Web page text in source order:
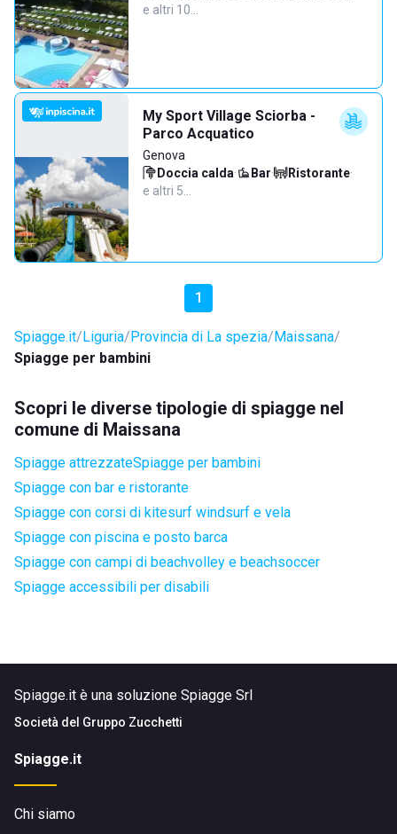
e altri 10…
My Sport Village Sciorba -
Parco Acquatico
Genova
Doccia calda· Bar· Ristorante·
e altri 5…
1
Spiagge.it Liguria Provincia di La spezia Maissana
Spiagge per bambini
Scopri le diverse tipologie di spiagge nel
comune di Maissana
Spiagge attrezzateSpiagge per bambini
Spiagge con bar e ristorante
Spiagge con corsi di kitesurf windsurf e vela
Spiagge con piscina e posto barca
Spiagge con campi di beachvolley e beachsoccer
Spiagge accessibili per disabili
Spiagge.it è una soluzione Spiagge Srl
Società del Gruppo Zucchetti
Spiagge.it
Chi siamo